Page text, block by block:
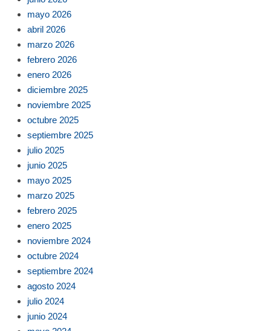
mayo 2026
abril 2026
marzo 2026
febrero 2026
enero 2026
diciembre 2025
noviembre 2025
octubre 2025
septiembre 2025
julio 2025
junio 2025
mayo 2025
marzo 2025
febrero 2025
enero 2025
noviembre 2024
octubre 2024
septiembre 2024
agosto 2024
julio 2024
junio 2024